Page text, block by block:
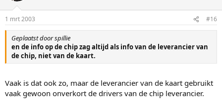
1 mrt 2003 #16
Geplaatst door spillie
en de info op de chip zag altijd als info van de leverancier van
de chip, niet van de kaart.
Vaak is dat ook zo, maar de leverancier van de kaart gebruikt
vaak gewoon onverkort de drivers van de chip leverancier.